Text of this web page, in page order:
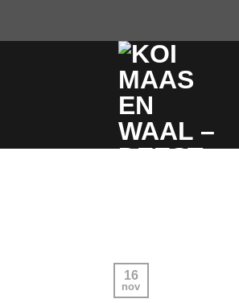
16
nov